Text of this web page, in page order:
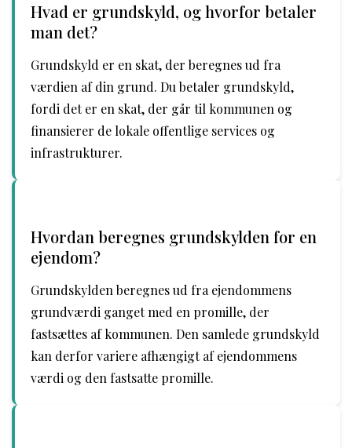
Hvad er grundskyld, og hvorfor betaler
man det?
Grundskyld er en skat, der beregnes ud fra
værdien af din grund. Du betaler grundskyld,
fordi det er en skat, der går til kommunen og
finansierer de lokale offentlige services og
infrastrukturer.
Hvordan beregnes grundskylden for en
ejendom?
Grundskylden beregnes ud fra ejendommens
grundværdi ganget med en promille, der
fastsættes af kommunen. Den samlede grundskyld
kan derfor variere afhængigt af ejendommens
værdi og den fastsatte promille.